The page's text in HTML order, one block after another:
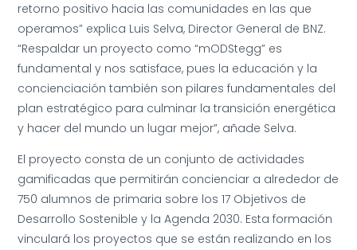
retorno positivo hacia las comunidades en las que
operamos” explica Luis Selva, Director General de BNZ.
“Respaldar un proyecto como “mODStegg” es
fundamental y nos satisface, pues la educación y la
concienciación también son pilares fundamentales del
plan estratégico para culminar la transición energética
y hacer del mundo un lugar mejor”, añade Selva.
El proyecto consta de un conjunto de actividades
gamificadas que permitirán concienciar a alrededor de
750 alumnos de primaria sobre los 17 Objetivos de
Desarrollo Sostenible y la Agenda 2030. Esta formación
vinculará los proyectos que se están realizando en los